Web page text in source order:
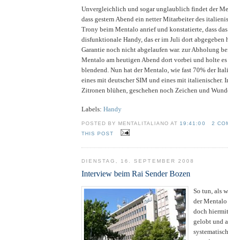
Unvergleichlich und sogar unglaublich findet der
dass gestern Abend ein netter Mitarbeiter des
Trony beim Mentalo anrief und konstatierte, dass
disfunktionale Handy, das er im Juli dort abgegeben
Garantie noch nicht abgelaufen war. zur Abholung
Mentalo am heutigen Abend dort vorbei und holte
blendend. Nun hat der Mentalo, wie fast 70% der
eines mit deutscher SIM und eines mit italienischer.
Zitronen blühen, geschehen noch Zeichen und
Labels: Handy
POSTED BY MENTALITALIANO AT19:41:00
2
THIS POST
DIENSTAG, 16. SEPTEMBER 2008
Interview beim Rai Sender Bozen
So tun, als
der
doch
gelobt und